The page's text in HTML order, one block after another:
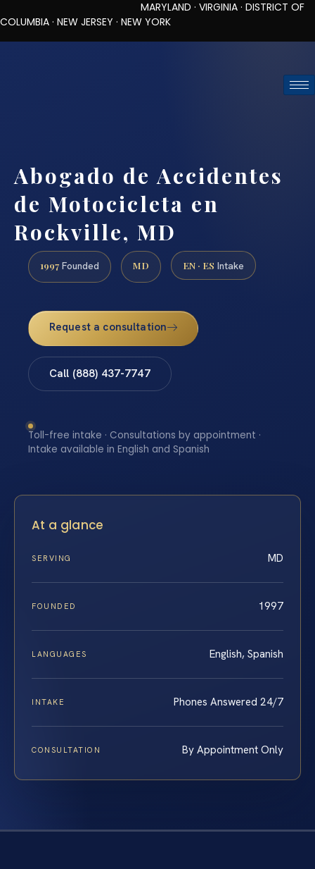
MARYLAND · VIRGINIA · DISTRICT OF
COLUMBIA · NEW JERSEY · NEW YORK
Abogado de Accidentes
de Motocicleta en
Rockville, MD
1997 Founded MD EN · ES Intake
Request a consultation
Call (888) 437-7747
Toll-free intake · Consultations by appointment ·
Intake available in English and Spanish
At a glance
SERVING MD
FOUNDED 1997
LANGUAGES English, Spanish
INTAKE Phones Answered 24/7
CONSULTATION By Appointment Only